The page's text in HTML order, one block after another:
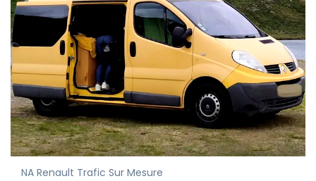
NA Renault Trafic Sur Mesure